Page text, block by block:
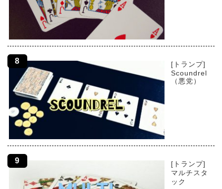
[トランプ]
Scoundrel
（悪党）
[トランプ]
マルチスタ
ック